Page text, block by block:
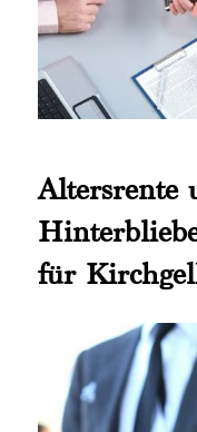
Altersrente
für